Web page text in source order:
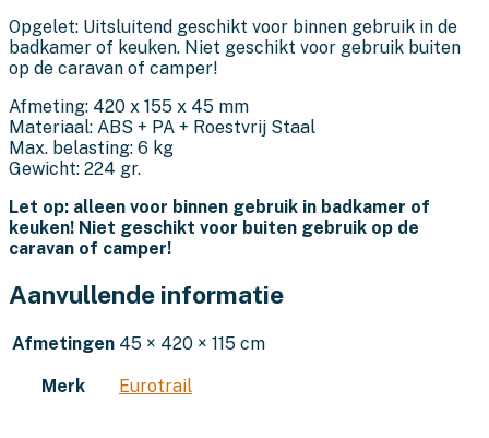
Opgelet: Uitsluitend geschikt voor binnen gebruik in de
badkamer of keuken. Niet geschikt voor gebruik buiten
op de caravan of camper!
Afmeting: 420 x 155 x 45 mm
Materiaal: ABS + PA + Roestvrij Staal
Max. belasting: 6 kg
Gewicht: 224 gr.
Let op: alleen voor binnen gebruik in badkamer of
keuken! Niet geschikt voor buiten gebruik op de
caravan of camper!
Aanvullende informatie
Afmetingen 45 × 420 × 115 cm
Merk Eurotrail